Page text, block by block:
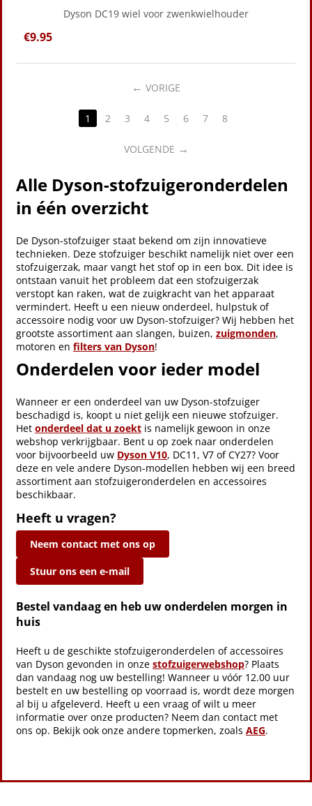
Dyson DC19 wiel voor zwenkwielhouder
€9.95
VORIGE
1 2 3 4 5 6 7 8
VOLGENDE
Alle Dyson-stofzuigeronderdelen
in één overzicht
De Dyson-stofzuiger staat bekend om zijn innovatieve
technieken. Deze stofzuiger beschikt namelijk niet over een
stofzuigerzak, maar vangt het stof op in een box. Dit idee is
ontstaan vanuit het probleem dat een stofzuigerzak
verstopt kan raken, wat de zuigkracht van het apparaat
vermindert. Heeft u een nieuw onderdeel, hulpstuk of
accessoire nodig voor uw Dyson-stofzuiger? Wij hebben het
grootste assortiment aan slangen, buizen, zuigmonden,
motoren en filters van Dyson!
Onderdelen voor ieder model
Wanneer er een onderdeel van uw Dyson-stofzuiger
beschadigd is, koopt u niet gelijk een nieuwe stofzuiger.
Het onderdeel dat u zoekt is namelijk gewoon in onze
webshop verkrijgbaar. Bent u op zoek naar onderdelen
voor bijvoorbeeld uw Dyson V10, DC11, V7 of CY27? Voor
deze en vele andere Dyson-modellen hebben wij een breed
assortiment aan stofzuigeronderdelen en accessoires
beschikbaar.
Heeft u vragen?
Neem contact met ons op
Stuur ons een e-mail
Bestel vandaag en heb uw onderdelen morgen in
huis
Heeft u de geschikte stofzuigeronderdelen of accessoires
van Dyson gevonden in onze stofzuigerwebshop? Plaats
dan vandaag nog uw bestelling! Wanneer u vóór 12.00 uur
bestelt en uw bestelling op voorraad is, wordt deze morgen
al bij u afgeleverd. Heeft u een vraag of wilt u meer
informatie over onze producten? Neem dan contact met
ons op. Bekijk ook onze andere topmerken, zoals AEG.